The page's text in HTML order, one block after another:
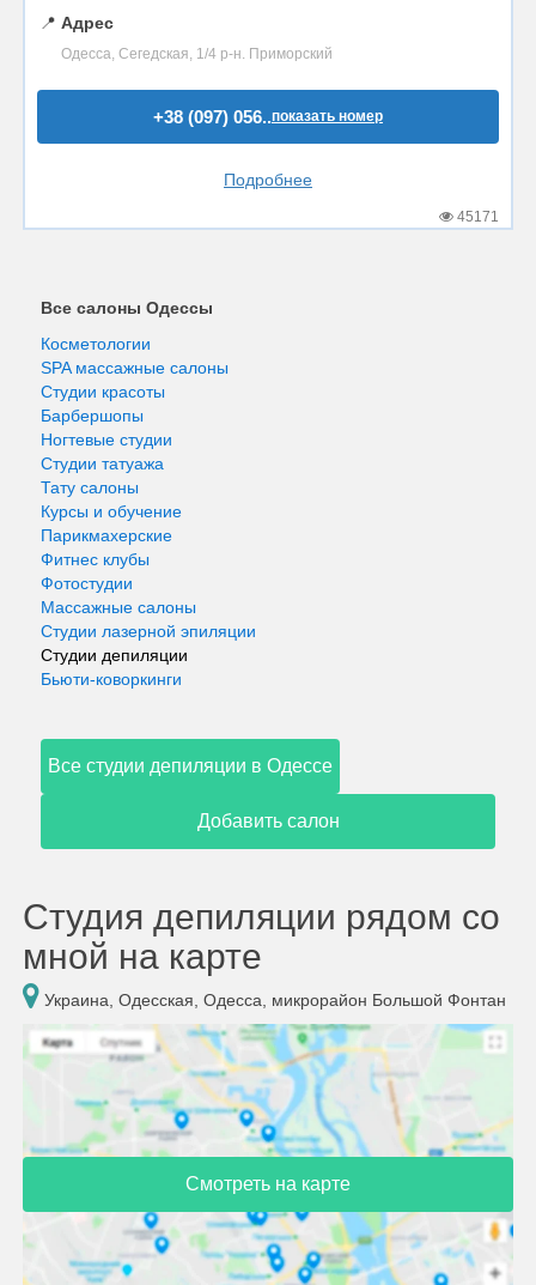
📍 Адрес
Одесса, Сегедская, 1/4 р-н. Приморский
+38 (097) 056..показать номер
Подробнее
45171
Все салоны Одессы
Косметологии
SPA массажные салоны
Студии красоты
Барбершопы
Ногтевые студии
Студии татуажа
Тату салоны
Курсы и обучение
Парикмахерские
Фитнес клубы
Фотостудии
Массажные салоны
Студии лазерной эпиляции
Студии депиляции
Бьюти-коворкинги
Все студии депиляции в Одессе
Добавить салон
Студия депиляции рядом со
мной на карте
Украина, Одесская, Одесса, микрорайон Большой Фонтан
Смотреть на карте